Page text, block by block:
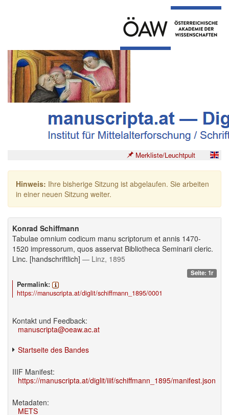
Merkliste/Leuchtpult
Hinweis: Ihre bisherige Sitzung ist abgelaufen. Sie arbeiten
in einer neuen Sitzung weiter.
Konrad Schiffmann
Tabulae omnium codicum manu scriptorum et annis 1470-
1520 impressorum, quos asservat Bibliotheca Seminarii cleric.
Linc. [handschriftlich] — Linz, 1895
Seite: 1r
Permalink:
https://manuscripta.at/diglit/schiffmann_1895/0001
Kontakt und Feedback:
manuscripta@oeaw.ac.at
Startseite des Bandes
IIIF Manifest:
https://manuscripta.at/diglit/iiif/schiffmann_1895/manifest.json
Metadaten:
METS